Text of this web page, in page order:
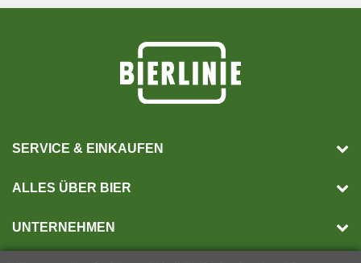
SERVICE & EINKAUFEN
ALLES ÜBER BIER
UNTERNEHMEN